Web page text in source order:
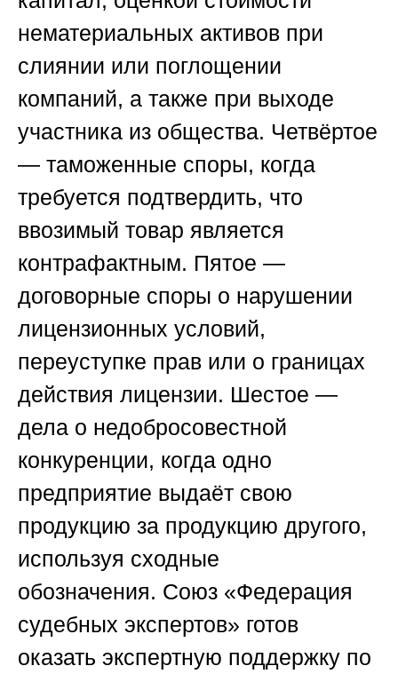
нематериальных активов при
слиянии или поглощении
компаний, а также при выходе
участника из общества. Четвёртое
— таможенные споры, когда
требуется подтвердить, что
ввозимый товар является
контрафактным. Пятое —
договорные споры о нарушении
лицензионных условий,
переуступке прав или о границах
действия лицензии. Шестое —
дела о недобросовестной
конкуренции, когда одно
предприятие выдаёт свою
продукцию за продукцию другого,
используя сходные
обозначения. Союз «Федерация
судебных экспертов» готов
оказать экспертную поддержку по